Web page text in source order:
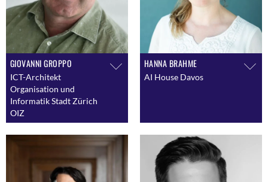
GIOVANNI GROPPO
ICT-Architekt
Organisation und
Informatik Stadt Zürich
OIZ
HANNA BRAHME
AI House Davos